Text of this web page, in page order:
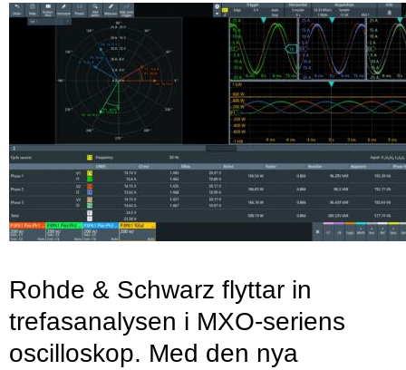
Rohde & Schwarz flyttar in
trefasanalysen i MXO-seriens
oscilloskop. Med den nya